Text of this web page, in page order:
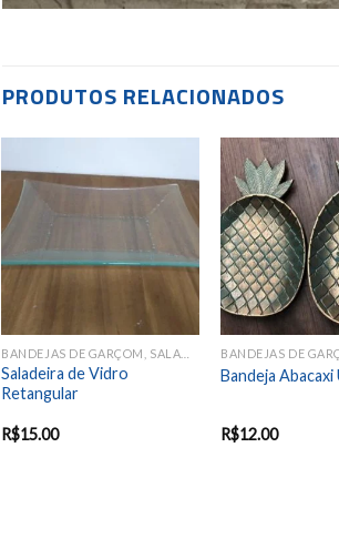
PRODUTOS RELACIONADOS
Add to
wishlist
Saladeira de Vidro
Retangular
R$15.00
Bandeja Abacaxi
R$12.00